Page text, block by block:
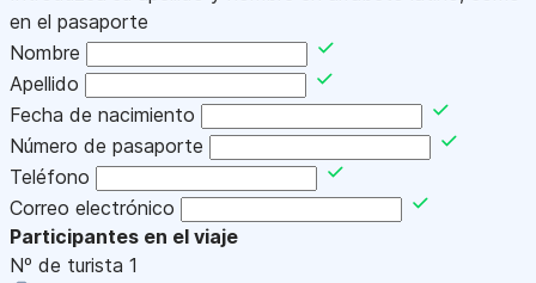
en el pasaporte
Nombre
Apellido
Fecha de nacimiento
Número de pasaporte
Teléfono
Correo electrónico
Participantes en el viaje
Nº de turista 1